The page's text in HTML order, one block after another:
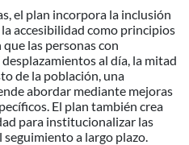
el plan incorpora la inclusión
accesibilidad como principios
las personas con
al día, la mitad
de la población, una
abordar mediante mejoras
El plan también crea
para institucionalizar las
seguimiento a largo plazo.